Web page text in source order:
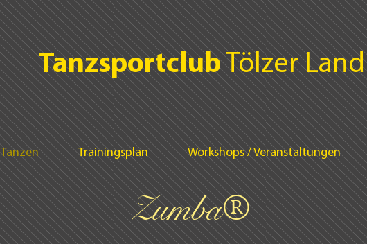
TanzsportclubTölzer Land
Tanzen Trainingsplan Workshops / Veranstaltungen
Zumba®